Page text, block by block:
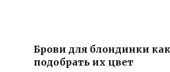
Брови для блондинки
подобрать их цвет